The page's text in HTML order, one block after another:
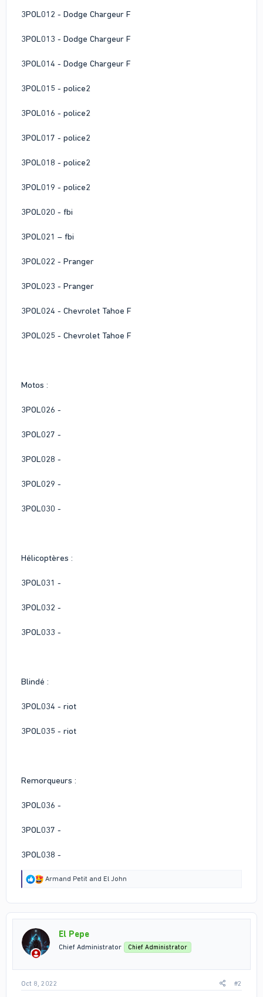
3POL012 - Dodge Chargeur F
3POL013 - Dodge Chargeur F
3POL014 - Dodge Chargeur F
3POL015 - police2
3POL016 - police2
3POL017 - police2
3POL018 - police2
3POL019 - police2
3POL020 - fbi
3POL021 – fbi
3POL022 - Pranger
3POL023 - Pranger
3POL024 - Chevrolet Tahoe F
3POL025 - Chevrolet Tahoe F
Motos :
3POL026 -
3POL027 -
3POL028 -
3POL029 -
3POL030 -
Hélicoptères :
3POL031 -
3POL032 -
3POL033 -
Blindé :
3POL034 - riot
3POL035 - riot
Remorqueurs :
3POL036 -
3POL037 -
3POL038 -
R
t
o
n
s
Armand Petit and El John
El Pepe
Chief Administrator Chief Administrator
Oct 8, 2022 #2